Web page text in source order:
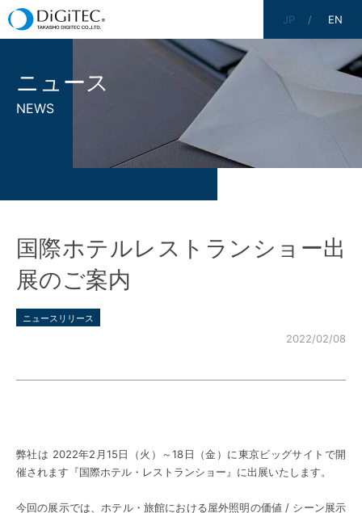
JP EN
ニュース
NEWS
国際ホテルレストランショー出
展のご案内
ニュースリリース
2022/02/08
弊社は 2022年2月15日（火）～18日（金）に東京ビッグサイトで開
催されます『国際ホテル・レストランショー』に出展いたします。
今回の展示では、ホテル・旅館における屋外照明の価値 / シーン展示